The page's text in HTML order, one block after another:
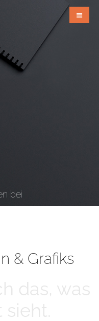
bei
& Grafiks